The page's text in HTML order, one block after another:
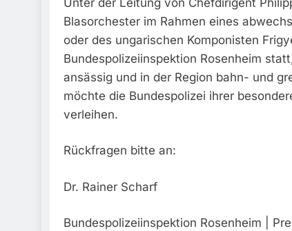
5. August
Blasorchester im Rahmen eines
oder des ungarischen Komponisten
Bundespolizeiinspektion Rosenheim
ansässig und in der Region bahn- und
möchte die Bundespolizei ihrer
verleihen.
Rückfragen bitte an:
Dr. Rainer Scharf
Bundespolizeiinspektion Rosenheim |